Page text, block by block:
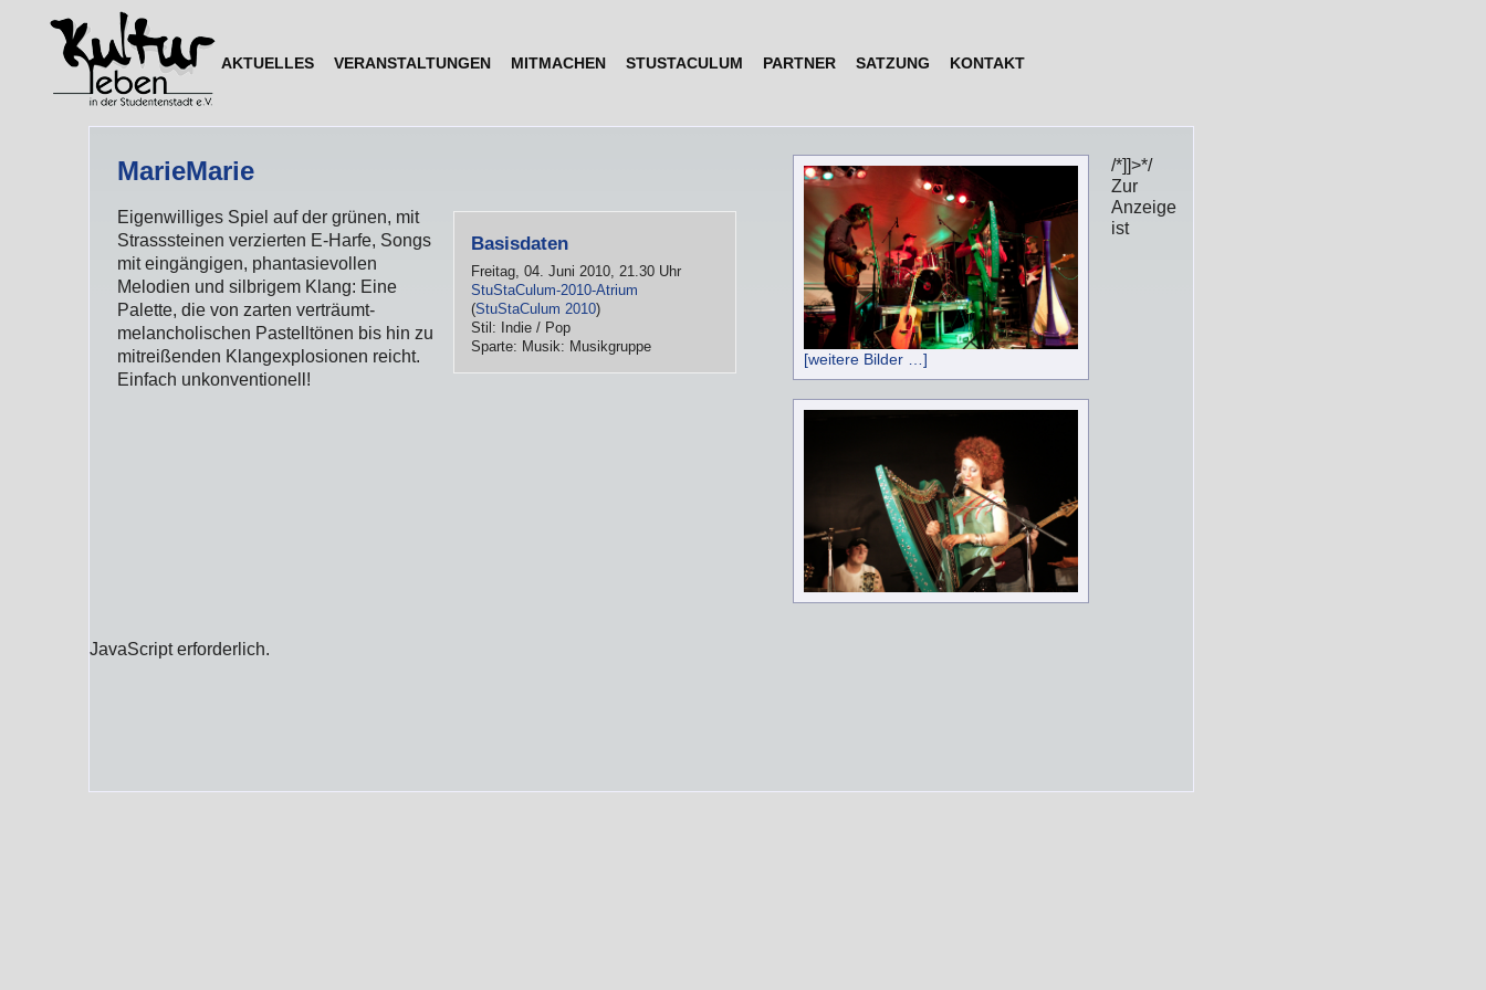
AKTUELLES VERANSTALTUNGEN MITMACHEN STUSTACULUM PARTNER SATZUNG KONTAKT
MarieMarie
Basisdaten
Freitag, 04. Juni 2010, 21.30 Uhr
StuStaCulum-2010-Atrium
(StuStaCulum 2010)
Stil: Indie / Pop
Sparte: Musik: Musikgruppe
Eigenwilliges Spiel auf der grünen, mit
Strasssteinen verzierten E-Harfe, Songs
mit eingängigen, phantasievollen
Melodien und silbrigem Klang: Eine
Palette, die von zarten verträumt-
melancholischen Pastelltönen bis hin zu
mitreißenden Klangexplosionen reicht.
Einfach unkonventionell!
[weitere Bilder …]
/*]]>*/
Zur
Anzeige
ist
JavaScript erforderlich.